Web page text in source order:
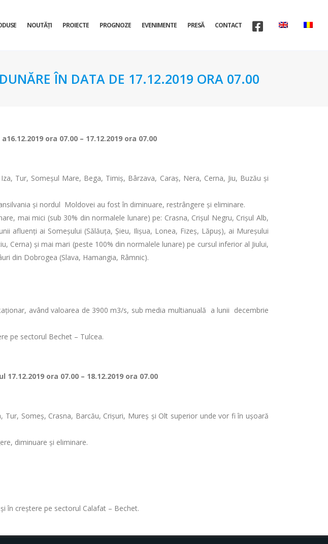
NOUTĂȚI PROIECTE PROGNOZE EVENIMENTE PRESĂ CONTACT
ÎN DATA DE 17.12.2019 ORA 07.00
ora 07.00 – 17.12.2019 ora 07.00
Tur, Someșul Mare, Bega, Timiș, Bârzava, Caraș, Nera, Cerna, Jiu, Buzău și
şi nordul Moldovei au fost în diminuare, restrângere şi eliminare.
mai mici (sub 30% din normalele lunare) pe: Crasna, Crişul Negru, Crişul Alb,
afluenţi ai Someșului (Sălăuţa, Şieu, Ilişua, Lonea, Fizeş, Lăpuş), ai Mureșului
Cerna) și mai mari (peste 100% din normalele lunare) pe cursul inferior al Jiului,
din Dobrogea (Slava, Hamangia, Râmnic).
având valoarea de 3900 m3/s, sub media multianuală a lunii decembrie
pe sectorul Bechet – Tulcea.
ora 07.00 – 18.12.2019 ora 07.00
Someș, Crasna, Barcău, Crișuri, Mureș și Olt superior unde vor fi în ușoară
diminuare şi eliminare.
în creștere pe sectorul Calafat – Bechet.